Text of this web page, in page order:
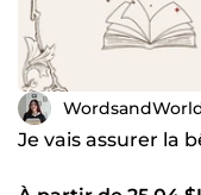
Je vais assurer la